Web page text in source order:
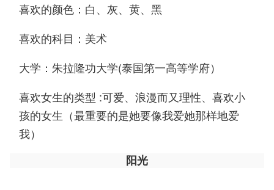
喜欢的颜色：白、灰、黄、黑
喜欢的科目：美术
大学：朱拉隆功大学(泰国第一高等学府）
喜欢女生的类型 :可爱、浪漫而又理性、喜欢小
孩的女生（最重要的是她要像我爱她那样地爱
我）
阳光